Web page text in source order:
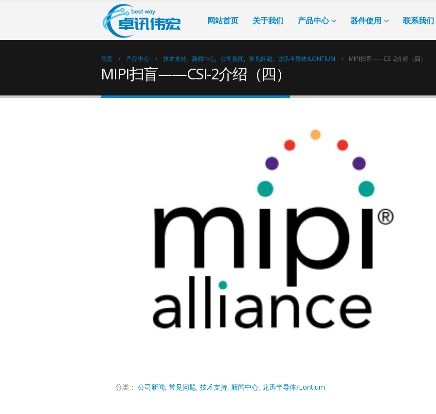
网站首页 关于我们 产品中心 器件使用 联系我们
首页 产品中心 技术支持, 新闻中心, 公司新闻, 常见问题, 龙迅半导体/LONTIUM MIPI扫盲——CSI-2介绍（四）
MIPI扫盲——CSI-2介绍（四）
分类： 公司新闻, 常见问题, 技术支持, 新闻中心, 龙迅半导体/Lontium